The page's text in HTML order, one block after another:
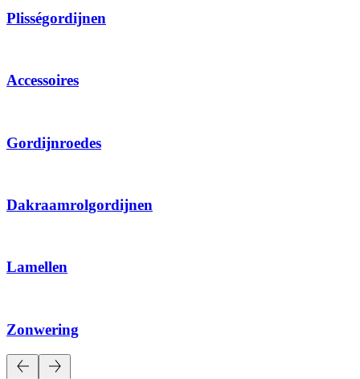
Plisségordijnen
Accessoires
Gordijnroedes
Dakraamrolgordijnen
Lamellen
Zonwering